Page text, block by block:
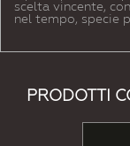
scelta vincente,
nel tempo, specie
PRODOTTI